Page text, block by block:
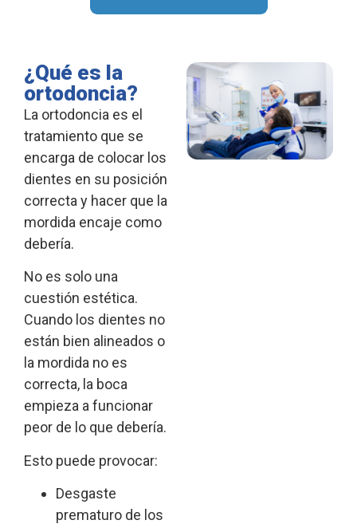
¿Qué es la
ortodoncia?
La ortodoncia es el
tratamiento que se
encarga de colocar los
dientes en su posición
correcta y hacer que la
mordida encaje como
debería.
No es solo una
cuestión estética.
Cuando los dientes no
están bien alineados o
la mordida no es
correcta, la boca
empieza a funcionar
peor de lo que debería.
Esto puede provocar:
Desgaste
prematuro de los